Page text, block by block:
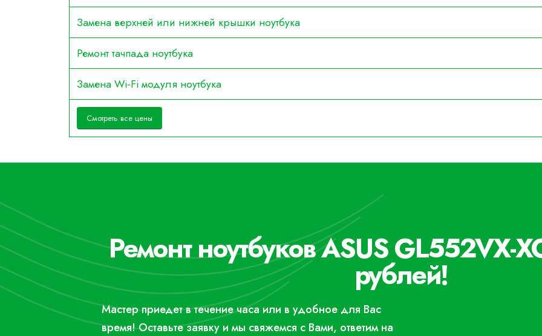
Замена верхней или нижней крышки ноутбука
Ремонт тачпада ноутбука
Замена Wi-Fi модуля ноутбука
Смотреть все цены
Ремонт ноутбуков ASUS GL552VX-
рублей!
Мастер приедет в течение часа или в удобное для Вас
время! Оставьте заявку и мы свяжемся с Вами, ответим на